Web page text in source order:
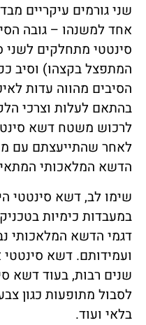
שני גורמים עיקריים
אחד למשנהו – גובה
סינטטי מתחלקים לשני
המתפצל בקצהו) וסיב
הסיבים מהווה עדות
בהתאם לעלות וצרכי
לרכוש משטח דשא
לאחר שהתייעצתם עם
הדשא המלאכותי
שימו לב, דשא סינטטי
במעבדות כימיות
דגמי הדשא המלאכותי
ועמידותם. דשא סינטטי
שנים רבות, בעוד דשא
לסבול מתופעות כגון
בלאי ועוד.